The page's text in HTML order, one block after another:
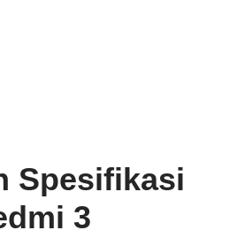
Spesifikasi
3